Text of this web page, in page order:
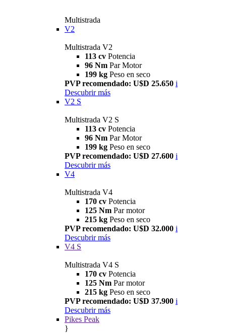
Multistrada
V2
Multistrada V2
113 cv Potencia
96 Nm Par Motor
199 kg Peso en seco
PVP recomendado: U$D 25.650 i
Descubrir más
V2 S
Multistrada V2 S
113 cv Potencia
96 Nm Par Motor
199 kg Peso en seco
PVP recomendado: U$D 27.600 i
Descubrir más
V4
Multistrada V4
170 cv Potencia
125 Nm Par motor
215 kg Peso en seco
PVP recomendado: U$D 32.000 i
Descubrir más
V4 S
Multistrada V4 S
170 cv Potencia
125 Nm Par motor
215 kg Peso en seco
PVP recomendado: U$D 37.900 i
Descubrir más
Pikes Peak
}